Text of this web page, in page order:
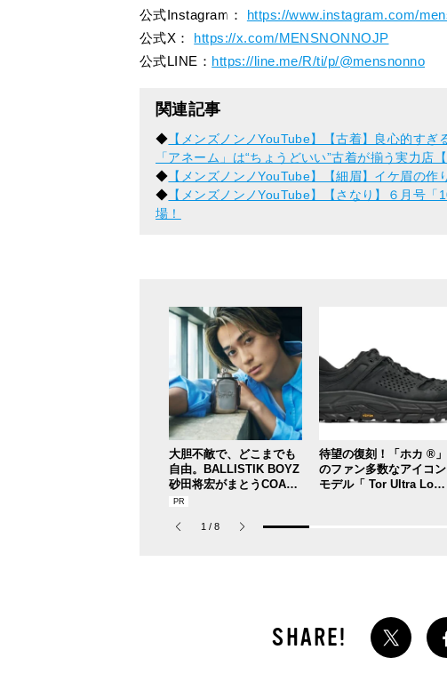
公式Instagram： https://www.instagram.com/
公式X： https://x.com/MENSNONNOJP
公式LINE： https://line.me/R/ti/p/@mensnonno
関連記事
◆ 【メンズノンノYouTube】【古着】良心的す
「アネーム」は“ちょうどいい”古着が揃う実力店
◆ 【メンズノンノYouTube】【細眉】イケ眉の
◆ 【メンズノンノYouTube】【さなり】６月号
場！
大胆不敵で、どこまでも
自由。BALLISTIK BOYZ
砂田将宏がまとうCOACH
の新作フレグランス「コ
パルファム」
待望の復刻！「ホカ ®」
のファン多数なアイコン
モデル「 Tor Ultra Lo（
1 / 8